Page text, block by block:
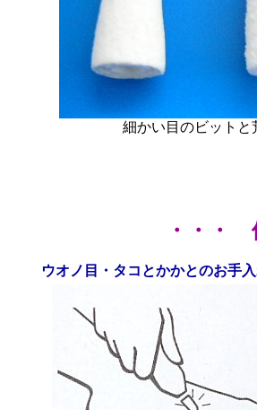
細かい目のビットと
・・・
ウオノ目・タコとかかとのお手